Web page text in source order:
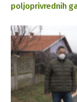
poljoprivrednih